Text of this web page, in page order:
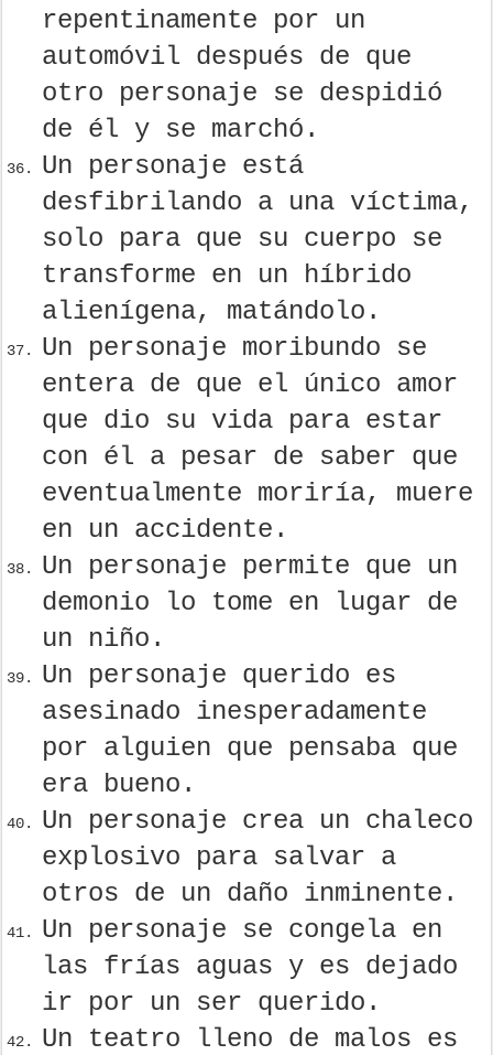
repentinamente por un
automóvil después de que
otro personaje se despidió
de él y se marchó.
Un personaje está
desfibrilando a una víctima,
solo para que su cuerpo se
transforme en un híbrido
alienígena, matándolo.
Un personaje moribundo se
entera de que el único amor
que dio su vida para estar
con él a pesar de saber que
eventualmente moriría, muere
en un accidente.
Un personaje permite que un
demonio lo tome en lugar de
un niño.
Un personaje querido es
asesinado inesperadamente
por alguien que pensaba que
era bueno.
Un personaje crea un chaleco
explosivo para salvar a
otros de un daño inminente.
Un personaje se congela en
las frías aguas y es dejado
ir por un ser querido.
Un teatro lleno de malos es